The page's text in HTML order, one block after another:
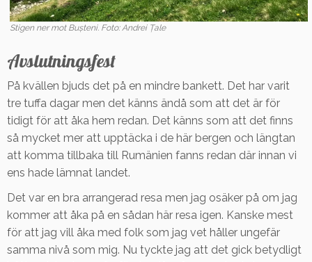
Stigen ner mot Bușteni. Foto: Andrei Țale
Avslutningsfest
På kvällen bjuds det på en mindre bankett. Det har varit
tre tuffa dagar men det känns ändå som att det är för
tidigt för att åka hem redan. Det känns som att det finns
så mycket mer att upptäcka i de här bergen och längtan
att komma tillbaka till Rumänien fanns redan där innan vi
ens hade lämnat landet.
Det var en bra arrangerad resa men jag osäker på om jag
kommer att åka på en sådan här resa igen. Kanske mest
för att jag vill åka med folk som jag vet håller ungefär
samma nivå som mig. Nu tyckte jag att det gick betydligt